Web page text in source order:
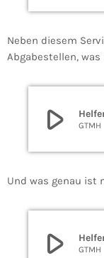
Neben diesem
Abgabestellen,
play_arrow GTMH
Und was genau ist
play_arrow GTMH